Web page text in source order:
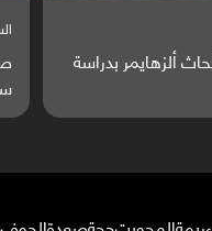
الأحمر يتحول إلى